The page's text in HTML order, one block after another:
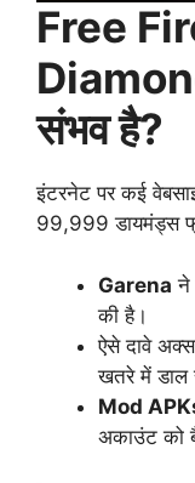
Free
संभव है?
इंटरनेट पर कई
99,999 डायमंड्स
Garena ने
की है।
ऐसे दावे
खतरे में
Mod
अकाउंट को